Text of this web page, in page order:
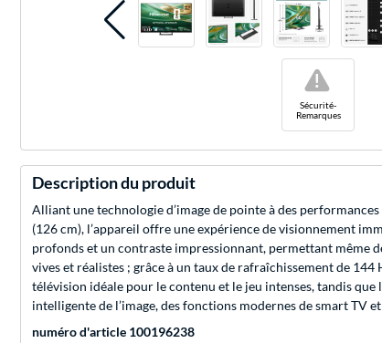
Sécurité-
Remarques
!
Description du produit
Alliant une technologie d’image de pointe à des
(126 cm), l’appareil offre une expérience de visionnement
profonds et un contraste impressionnant, permettant même
vives et réalistes ; grâce à un taux de rafraîchissement de
télévision idéale pour le contenu et le jeu intenses, tandis que
intelligente de l’image, des fonctions modernes de smart TV
numéro d'article 100196238